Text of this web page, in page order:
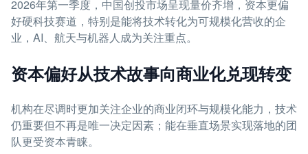
2026年第一季度，中国创投市场呈现量价齐增，资本更偏
好硬科技赛道，特别是能将技术转化为可规模化营收的企
业，AI、航天与机器人成为关注重点。
资本偏好从技术故事向商业化兑现转变
机构在尽调时更加关注企业的商业闭环与规模化能力，技术
仍重要但不再是唯一决定因素；能在垂直场景实现落地的团
队更受资本青睐。